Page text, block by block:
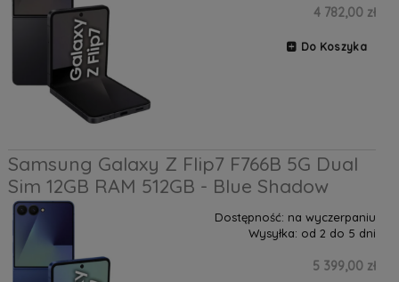
4 782,00 zł
Do Koszyka
Samsung Galaxy Z Flip7 F766B 5G Dual
Sim 12GB RAM 512GB - Blue Shadow
Dostępność: na wyczerpaniu
Wysyłka: od 2 do 5 dni
5 399,00 zł